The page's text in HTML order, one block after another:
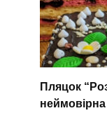
Пляцок